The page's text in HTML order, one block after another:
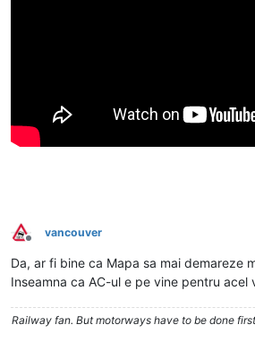
Deconectat
vancouver
Da, ar fi bine ca Mapa sa mai demareze
Inseamna ca AC-ul e pe vine pentru acel
Railway fan. But motorways have to be done